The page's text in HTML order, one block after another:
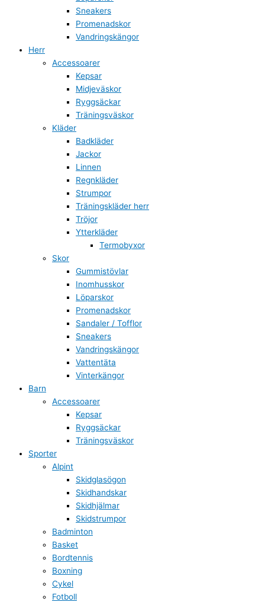
Sneakers
Promenadskor
Vandringskängor
Herr
Accessoarer
Kepsar
Midjeväskor
Ryggsäckar
Träningsväskor
Kläder
Badkläder
Jackor
Linnen
Regnkläder
Strumpor
Träningskläder herr
Tröjor
Ytterkläder
Termobyxor
Skor
Gummistövlar
Inomhusskor
Löparskor
Promenadskor
Sandaler / Tofflor
Sneakers
Vandringskängor
Vattentäta
Vinterkängor
Barn
Accessoarer
Kepsar
Ryggsäckar
Träningsväskor
Sporter
Alpint
Skidglasögon
Skidhandskar
Skidhjälmar
Skidstrumpor
Badminton
Basket
Bordtennis
Boxning
Cykel
Fotboll